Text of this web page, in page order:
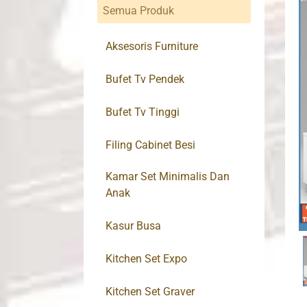
Semua Produk
Aksesoris Furniture
Bufet Tv Pendek
Bufet Tv Tinggi
Filing Cabinet Besi
Kamar Set Minimalis Dan
Anak
Kasur Busa
Kitchen Set Expo
Kitchen Set Graver